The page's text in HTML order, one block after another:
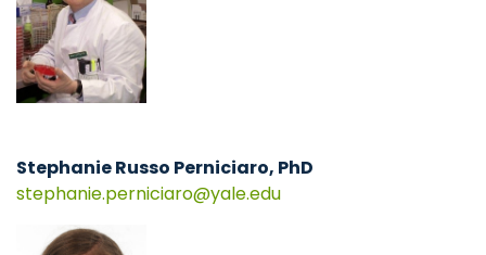
Stephanie Russo Perniciaro, PhD
stephanie.perniciaro
yaleedu